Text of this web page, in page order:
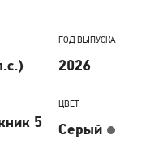
ГОД ВЫПУСКА
2026
5
ЦВЕТ
Серый